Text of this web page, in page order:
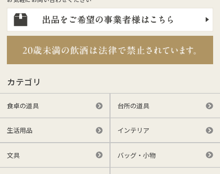
カテゴリ
食卓の道具 台所の道具
生活用品 インテリア
文具 バッグ・小物